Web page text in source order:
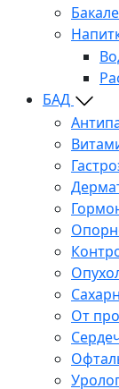
БАД
От